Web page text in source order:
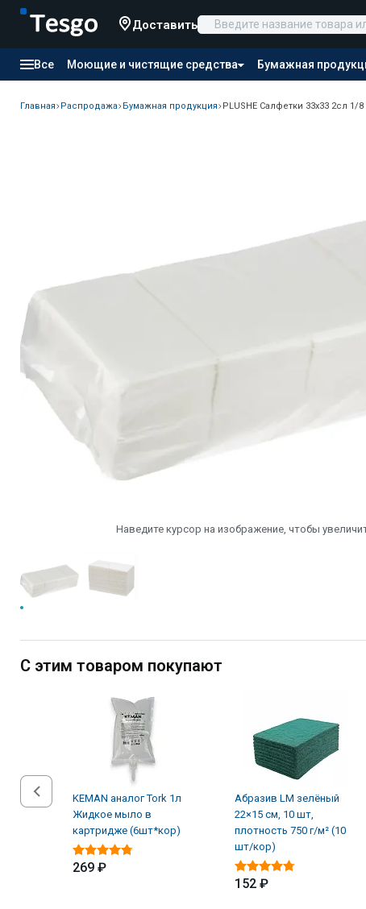
Доставить
Все Моющие и чистящие средства Бумажная
Главная Распродажа Бумажная продукция PLUSHE Салфетки 33х33 2сл
Наведите курсор на изображение, чтобы
С этим товаром покупают
KEMAN аналог Tork 1л
Жидкое мыло в
картридже (6шт*кор)
269 ₽
Абразив LM зелёный
22×15 см, 10 шт,
плотность 750 г/м² (10
шт/кор)
152 ₽